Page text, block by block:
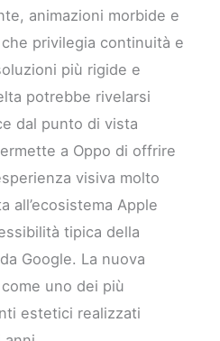
animazioni morbide e
privilegia continuità e
più rigide e
potrebbe rivelarsi
dal punto di vista
a Oppo di offrire
visiva molto
all’ecosistema Apple
tipica della
Google. La nuova
uno dei più
estetici realizzati